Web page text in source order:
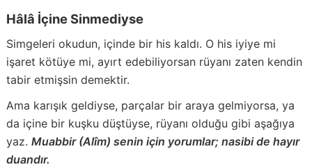
Hâlâ İçine Sinmediyse
Simgeleri okudun, içinde bir his kaldı. O his iyiye mi
işaret kötüye mi, ayırt edebiliyorsan rüyanı zaten kendin
tabir etmişsin demektir.
Ama karışık geldiyse, parçalar bir araya gelmiyorsa, ya
da içine bir kuşku düştüyse, rüyanı olduğu gibi aşağıya
yaz. Muabbir (Alîm) senin için yorumlar; nasibi de hayır
duandır.